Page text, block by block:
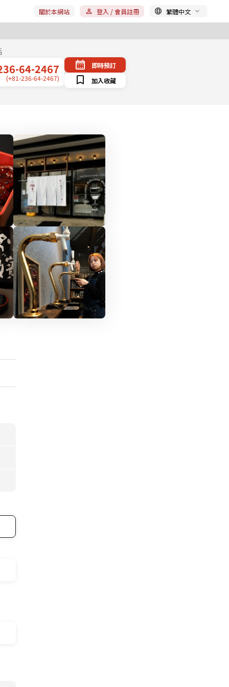
關於本網站 登入 / 會員註冊 繁體中文
64-2467
(+81-236-64-2467)
即時預訂
加入收藏